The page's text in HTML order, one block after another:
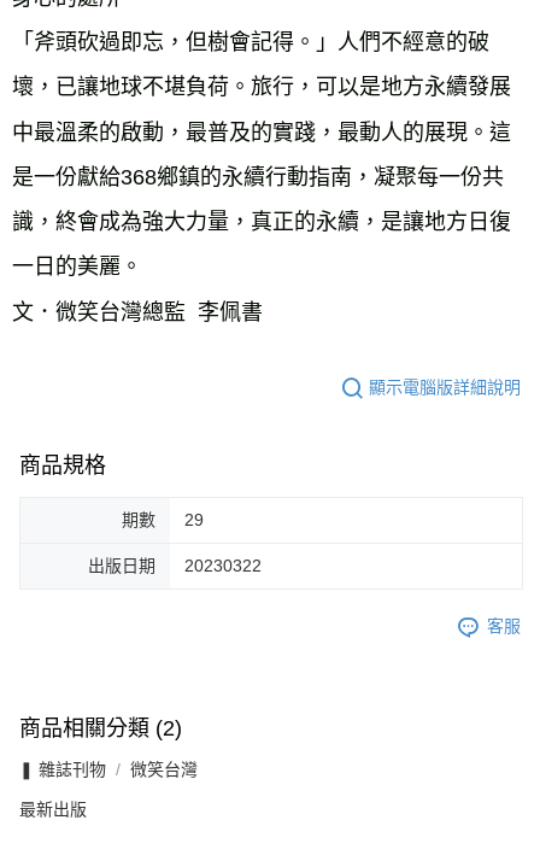
「斧頭砍過即忘，但樹會記得。」人們不經意的破
壞，已讓地球不堪負荷。旅行，可以是地方永續發展
中最溫柔的啟動，最普及的實踐，最動人的展現。這
是一份獻給368鄉鎮的永續行動指南，凝聚每一份共
識，終會成為強大力量，真正的永續，是讓地方日復
一日的美麗。
顯示電腦版詳細說明
商品規格
期數 29
出版日期 20230322
客服
商品相關分類 (2)
❚ 雜誌刊物 微笑台灣
最新出版